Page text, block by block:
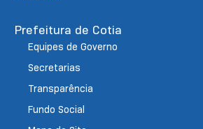
Prefeitura de Cotia
Equipes de Governo
Secretarias
Transparência
Fundo Social